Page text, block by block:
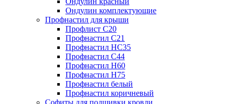
Ондулин комплектующие
Профнастил для крыши
Профлист С20
Профнастил С21
Профнастил НС35
Профнастил С44
Профнастил Н60
Профнастил Н75
Профнастил белый
Профнастил коричневый
Софиты для подшивки кровли